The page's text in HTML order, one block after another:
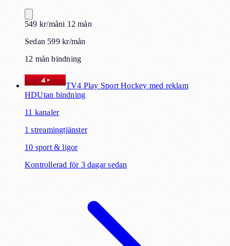
549 kr/måni 12 mån
Sedan 599 kr/mån
12 mån bindning
TV4 Play Sport Hockey med reklam
HDUtan bindning
11 kanaler
1 streamingtjänster
10 sport & ligor
Kontrollerad för 3 dagar sedan